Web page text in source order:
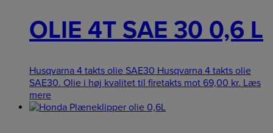
OLIE 4T SAE 30 0,6 L
Husqvarna 4 takts olie SAE30 Husqvarna 4 takts olie
SAE30. Olie i høj kvalitet til firetakts mot 69,00 kr. Læs
mere